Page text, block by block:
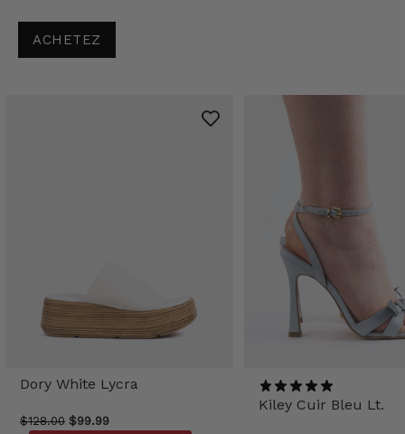
ACHETEZ
Dory White Lycra
$128.00 $99.99
Kiley Cuir Bleu Lt.